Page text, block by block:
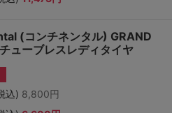
(コンチネンタル) GRAND
ューブレスレディタイヤ
込) 8,800円